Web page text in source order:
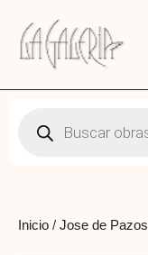
Inicio / Jose de Pazos